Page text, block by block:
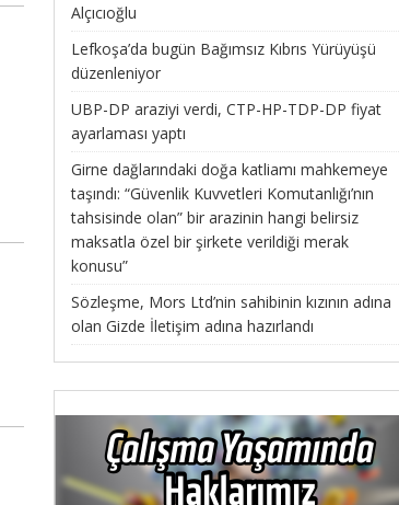
Alçıcıoğlu
Lefkoşa’da bugün Bağımsız Kıbrıs Yürüyüşü
düzenleniyor
UBP-DP araziyi verdi, CTP-HP-TDP-DP fiyat
ayarlaması yaptı
Girne dağlarındaki doğa katliamı mahkemeye
taşındı: “Güvenlik Kuvvetleri Komutanlığı’nın
tahsisinde olan” bir arazinin hangi belirsiz
maksatla özel bir şirkete verildiği merak
konusu”
Sözleşme, Mors Ltd’nin sahibinin kızının adına
olan Gizde İletişim adına hazırlandı